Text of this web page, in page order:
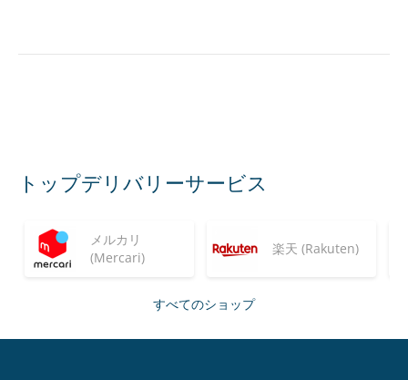
トップデリバリーサービス
メルカリ
(Mercari)
楽天 (Rakuten)
すべてのショップ